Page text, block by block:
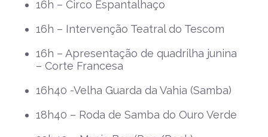
16h – Circo Espantalhaço
16h – Intervenção Teatral do Tescom
16h – Apresentação de quadrilha junina
– Corte Francesa
16h40 -Velha Guarda da Vahia (Samba)
18h40 – Roda de Samba do Ouro Verde